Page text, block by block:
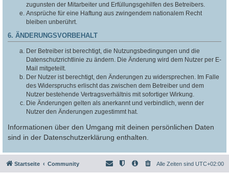
zugunsten der Mitarbeiter und Erfüllungsgehilfen des Betreibers.
Ansprüche für eine Haftung aus zwingendem nationalem Recht
bleiben unberührt.
6. ÄNDERUNGSVORBEHALT
Der Betreiber ist berechtigt, die Nutzungsbedingungen und die
Datenschutzrichtlinie zu ändern. Die Änderung wird dem Nutzer per E-
Mail mitgeteilt.
Der Nutzer ist berechtigt, den Änderungen zu widersprechen. Im Falle
des Widerspruchs erlischt das zwischen dem Betreiber und dem
Nutzer bestehende Vertragsverhältnis mit sofortiger Wirkung.
Die Änderungen gelten als anerkannt und verbindlich, wenn der
Nutzer den Änderungen zugestimmt hat.
Informationen über den Umgang mit deinen persönlichen Daten
sind in der Datenschutzerklärung enthalten.
Startseite Community Alle Zeiten sind UTC+02:00